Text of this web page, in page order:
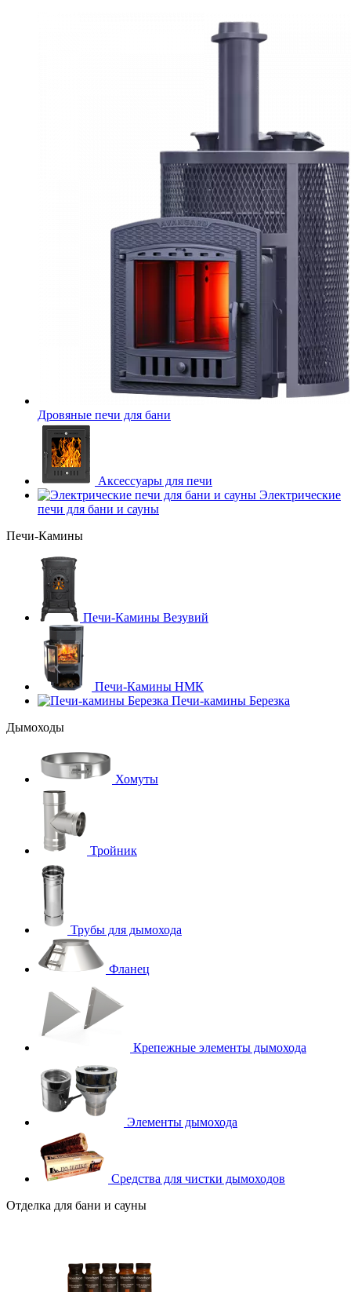
Дровяные печи для бани
Аксессуары для печи
Электрические
печи для бани и сауны
Печи-Камины
Печи-Камины Везувий
Печи-Камины НМК
Печи-камины Березка
Дымоходы
Хомуты
Тройник
Трубы для дымохода
Фланец
Крепежные элементы дымохода
Элементы дымохода
Средства для чистки дымоходов
Отделка для бани и сауны